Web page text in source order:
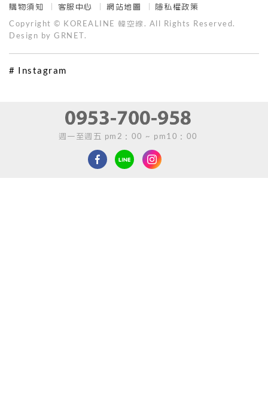
購物須知 客服中心 網站地圖
隱私權政策
Copyright © KOREALINE 韓空線. All Rights Reserved.
Design by GRNET.
# Instagram
週一至週五 pm2：00 ~ pm10：00